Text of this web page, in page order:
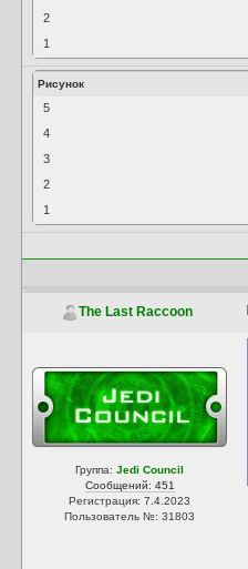
2
1
Рисунок
5
4
3
2
1
The Last Raccoon
Группа:Jedi Council
Сообщений: 451
Регистрация: 7.4.2023
Пользователь №: 31803